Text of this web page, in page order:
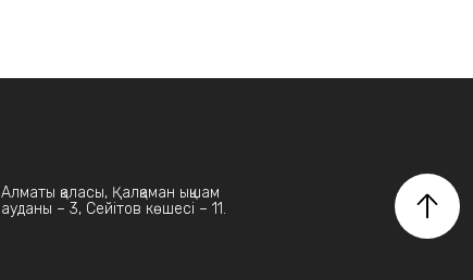
Алматы қаласы, Қалқаман ықшам
ауданы – 3, Сейітов көшесі – 11.